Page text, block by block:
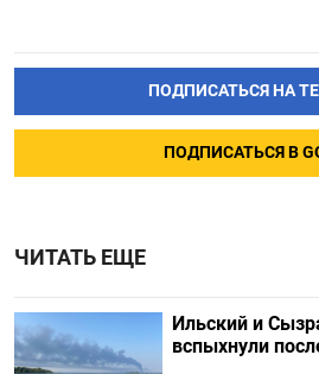
ПОДПИСАТЬСЯ НА
ПОДПИСАТЬСЯ В
ЧИТАТЬ ЕЩЕ
Ильский и
вспыхнули